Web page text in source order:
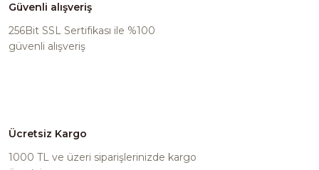
Güvenli alışveriş
256Bit SSL Sertifikası ile %100
güvenli alışveriş
Ücretsiz Kargo
1000 TL ve üzeri siparişlerinizde kargo